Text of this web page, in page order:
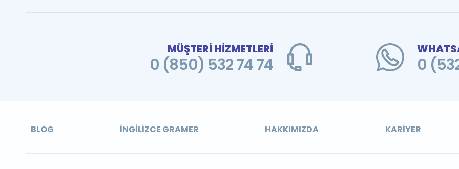
MÜŞTERİ HİZMETLERİ
0 (850) 532 74 74 0
BLOG İNGILIZCE GRAMER HAKKIMIZDA KARIYER